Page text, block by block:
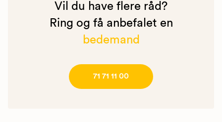
Vil du have flere råd?
Ring og få anbefalet en
bedemand
71 71 11 00